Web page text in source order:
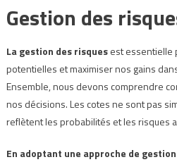
Gestion des
La gestion des risquesest essentielle
potentielles et maximiser nos gains
Ensemble, nous devons comprendre
nos décisions. Les cotes ne sont pas
reflètent les probabilités et les risques
En adoptant une approche de